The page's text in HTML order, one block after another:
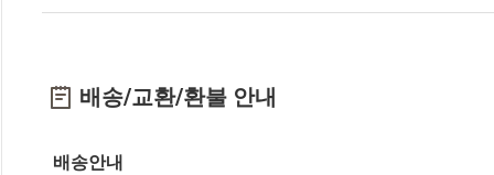
배송/교환/환불 안내
배송안내